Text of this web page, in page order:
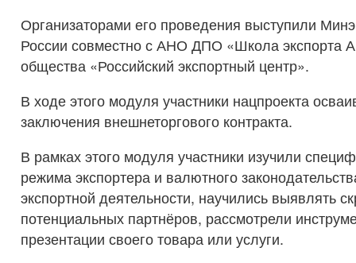
Организаторами его проведения выступили
России совместно с АНО ДПО «Школа экспорта
общества «Российский экспортный центр».
В ходе этого модуля участники нацпроекта
заключения внешнеторгового контракта.
В рамках этого модуля участники изучили
режима экспортера и валютного
экспортной деятельности, научились выявлять
потенциальных партнёров, рассмотрели
презентации своего товара или услуги.